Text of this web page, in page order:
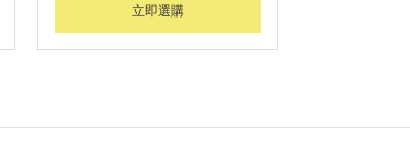
立即選購